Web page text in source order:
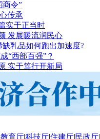
商令”
传承
实干正当时
发展暖流润民心
乳品如何跑出加速度?
“西部百强”？
实干笃行开新局
教育厅|科技厅|住建厅|民政厅|